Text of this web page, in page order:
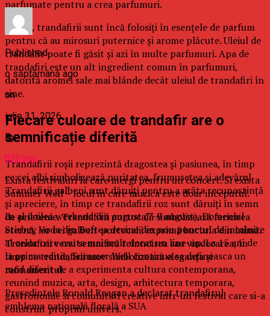
parfumate pentru a crea parfumuri.
Astăzi, trandafirii sunt încă folosiți în esențele de parfum
pentru că au mirosuri puternice și arome plăcute. Uleiul de
trandafir poate fi găsit și azi în multe parfumuri. Apa de
trandafiri este un alt ingredient comun în parfumuri,
datorită aromei sale mai blânde decât uleiul de trandafiri în
sine.
Fiecare culoare de trandafir are o
semnificație diferită
Trandafirii roșii reprezintă dragostea și pasiunea, în timp
ce cei albi simbolizează puritatea, frumusețea și adevărul.
Trandafirii galbeni sunt dăruiți pentru a arăta recunoștință
și apreciere, în timp ce trandafirii roz sunt dăruiți în semn
de prietenie. Trandafirii portocalii simbolizează fericirea
eternă, iar cei galben-portocalii exprimă bucuria din inimă.
Trandafirii verzi semnifică reînnoirea sau vindecarea, în
timp ce trandafirii mov simbolizează eleganța și
rafinamentul.
Președintele Ronald Reagan a declarat trandafirul
emblema națională florală a SUA
Published
o săptămână ago
on
iulie 31, 2026
By
b2bseo
Exista festivaluri la care mergi pentru un concert. Si exista
Summer Well – locul in care muzica este doar inceputul.
In al doilea weekend din august (7-9 august), Domeniul
Stirbey Voda din Buftea devine din nou punctul de intalnire
al celor care cauta mai mult decat un line-up. La 15 ani de
la prima editie, Summer Well continua sa defineasca un
mod diferit de a experimenta cultura contemporana,
reunind muzica, arta, design, arhitectura temporara,
gastronomie si comunitati creative intr-un festival care si-a
construit propriul univers.